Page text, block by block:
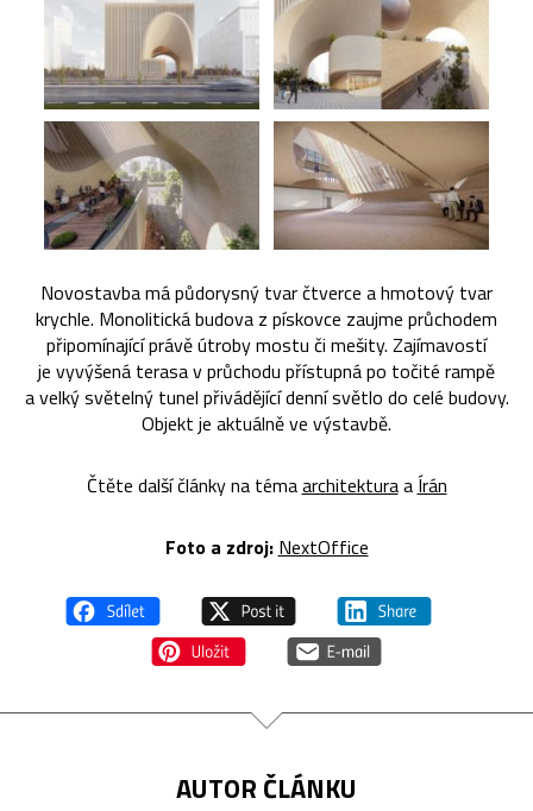
Novostavba má půdorysný tvar čtverce a hmotový tvar
krychle. Monolitická budova z pískovce zaujme průchodem
připomínající právě útroby mostu či mešity. Zajímavostí
je vyvýšená terasa v průchodu přístupná po točité rampě
a velký světelný tunel přivádějící denní světlo do celé budovy.
Objekt je aktuálně ve výstavbě.
Čtěte další články na témaarchitekturaa Írán
Foto a zdroj: NextOffice
AUTOR ČLÁNKU